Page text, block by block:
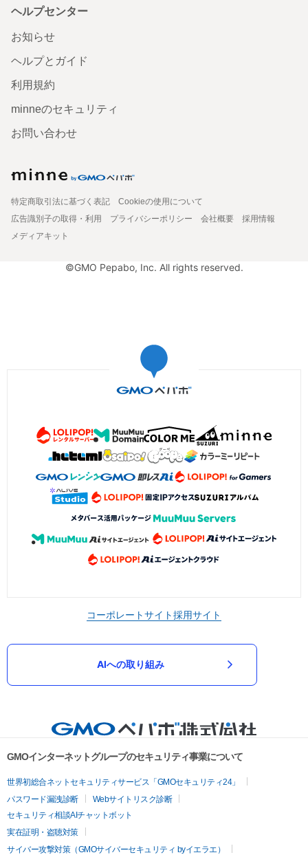
ヘルプセンター
お知らせ
ヘルプとガイド
利用規約
minneのセキュリティ
お問い合わせ
特定商取引法に基づく表記
Cookieの使用について
広告識別子の取得・利用
プライバシーポリシー 会社概要
採用情報
メディアキット
©GMO Pepabo, Inc. All rights reserved.
コーポレートサイト採用サイト
AIへの取り組み
GMOインターネットグループのセキュリティ事業について
世界初総合ネットセキュリティサービス「GMOセキュリティ24」
パスワード漏洩診断
Webサイトリスク診断
セキュリティ相談AIチャットボット
実在証明・盗聴対策
サイバー攻撃対策（GMOサイバーセキュリティ byイエラエ）